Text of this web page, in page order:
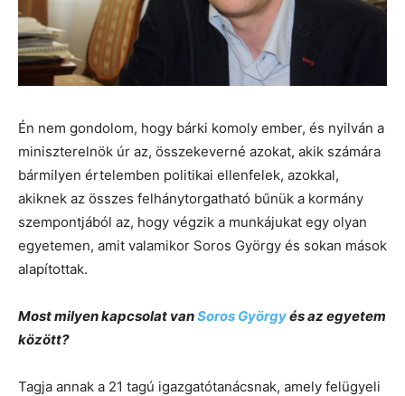
Én nem gondolom, hogy bárki komoly ember, és nyilván a
miniszterelnök úr az, összekeverné azokat, akik számára
bármilyen értelemben politikai ellenfelek, azokkal,
akiknek az összes felhánytorgatható bűnük a kormány
szempontjából az, hogy végzik a munkájukat egy olyan
egyetemen, amit valamikor Soros György és sokan mások
alapítottak.
Most milyen kapcsolat vanSoros Györgyés az egyetem
között?
Tagja annak a 21 tagú igazgatótanácsnak, amely felügyeli